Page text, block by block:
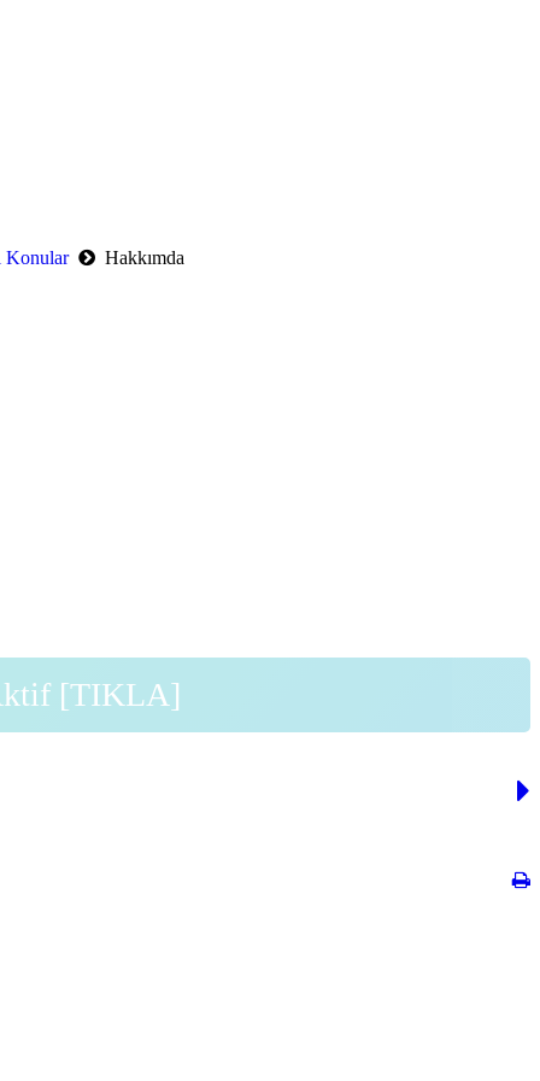
Konular Hakkımda
[TIKLA]